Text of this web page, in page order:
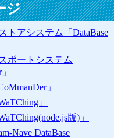
ジ
トアシステム「DataBase
ポートシステム
」
」
版)」
Nave DataBase